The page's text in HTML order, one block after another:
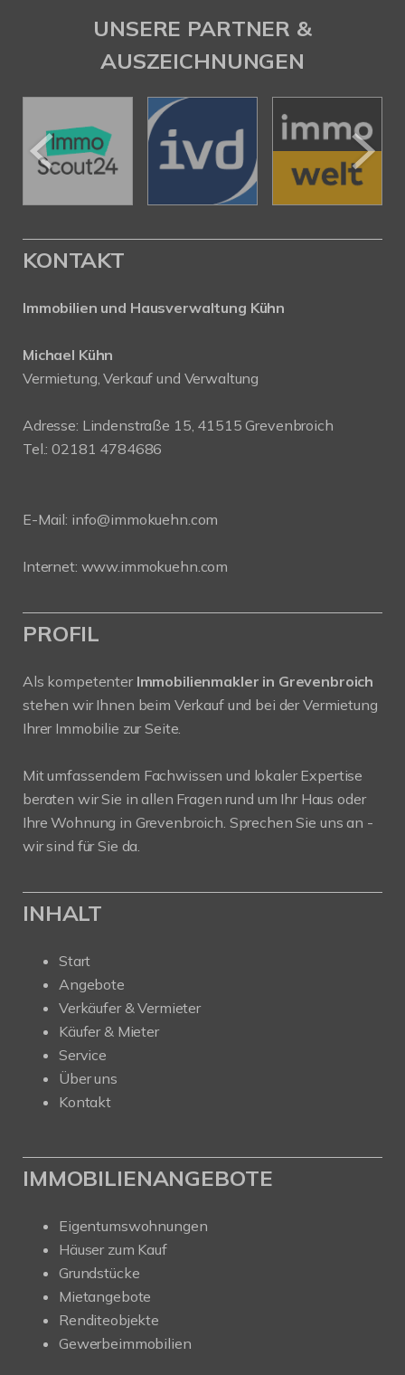
UNSERE PARTNER &
AUSZEICHNUNGEN
KONTAKT
Immobilien und Hausverwaltung Kühn
Michael Kühn
Vermietung, Verkauf und Verwaltung
Adresse: Lindenstraße 15, 41515 Grevenbroich
Tel.: 02181 4784686
E-Mail: info@immokuehn.com
Internet: www.immokuehn.com
PROFIL
Als kompetenter Immobilienmakler in Grevenbroich
stehen wir Ihnen beim Verkauf und bei der Vermietung
Ihrer Immobilie zur Seite.
Mit umfassendem Fachwissen und lokaler Expertise
beraten wir Sie in allen Fragen rund um Ihr Haus oder
Ihre Wohnung in Grevenbroich. Sprechen Sie uns an -
wir sind für Sie da.
INHALT
Start
Angebote
Verkäufer & Vermieter
Käufer & Mieter
Service
Über uns
Kontakt
IMMOBILIENANGEBOTE
Eigentumswohnungen
Häuser zum Kauf
Grundstücke
Mietangebote
Renditeobjekte
Gewerbeimmobilien